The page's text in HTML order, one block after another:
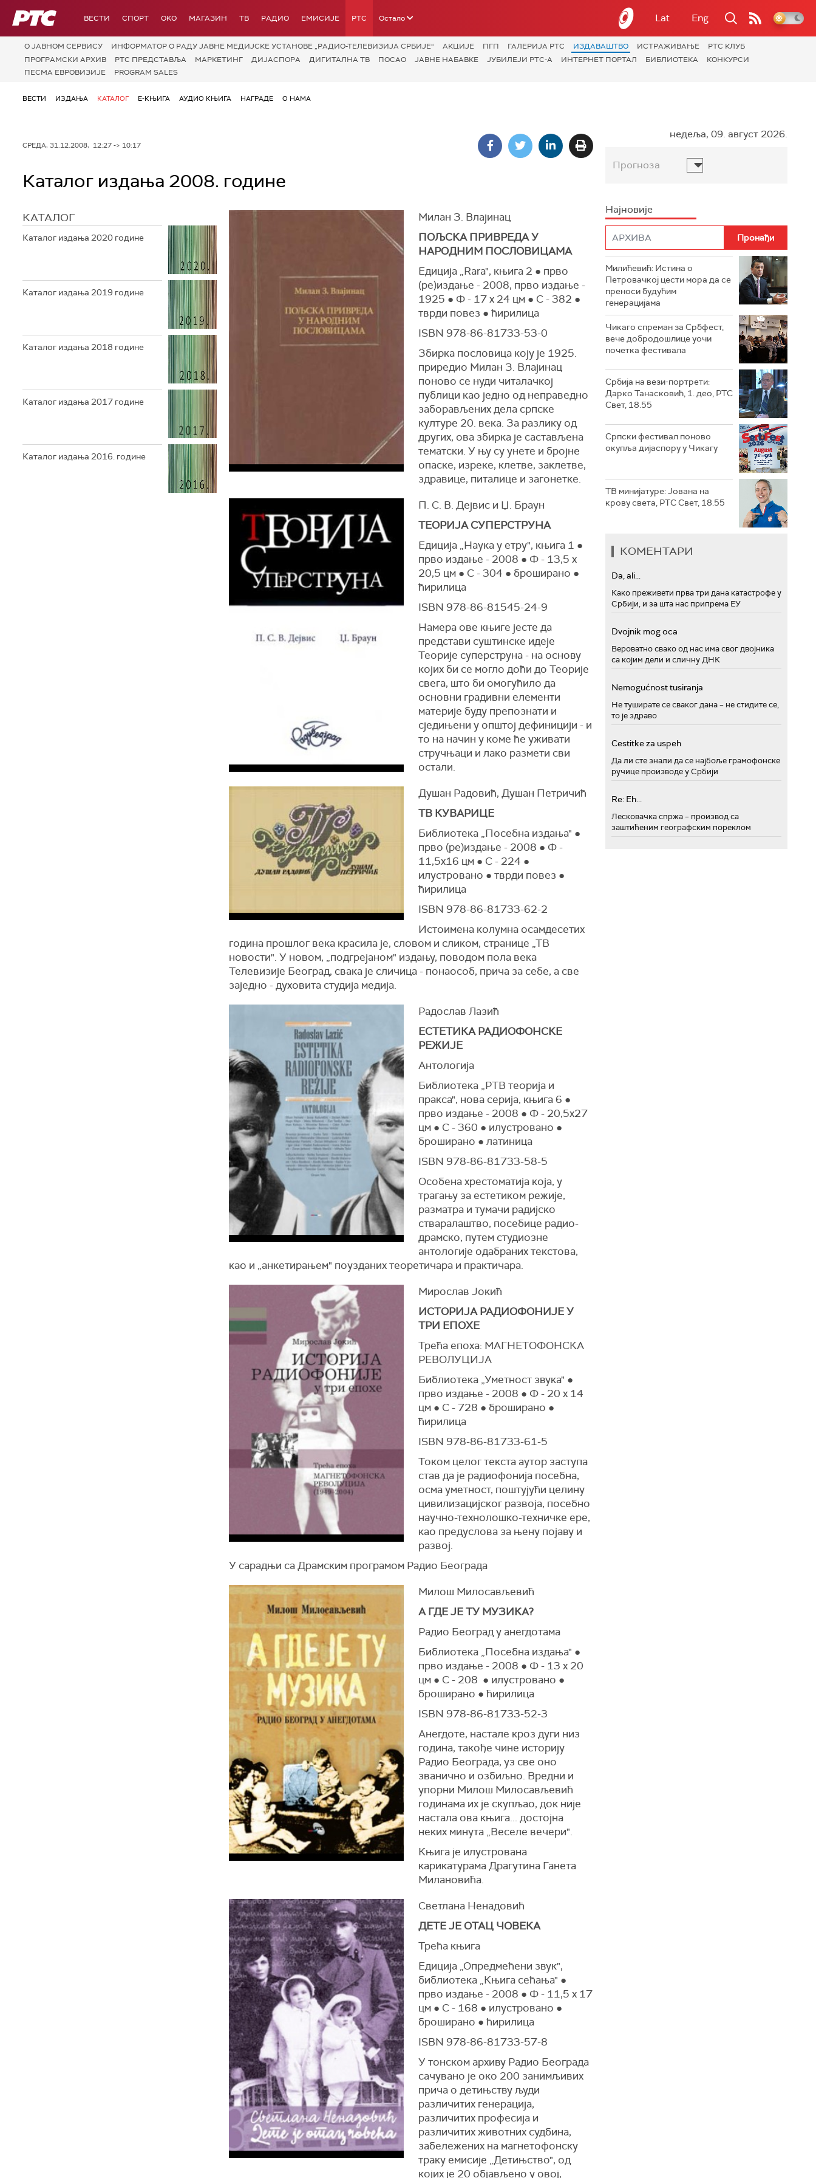
РТС ВЕСТИ СПОРТ OKO МАГАЗИН ТВ РАДИО ЕМИСИЈЕ РТС Остало Lat Eng
О JАВНОМ СЕРВИСУ ИНФОРМАТОР О РАДУ ЈАВНЕ МЕДИЈСКЕ УСТАНОВЕ „РАДИО-ТЕЛЕВИЗИЈА СРБИЈЕ“ АКЦИЈЕ ПГП ГАЛЕРИЈА РТС ИЗДАВАШТВО ИСТРАЖИВАЊЕ
РТС КЛУБ
ПРОГРАМСКИ АРХИВ
РТС ПРЕДСТАВЉА МАРКЕТИНГ ДИЈАСПОРА ДИГИТАЛНА ТВ ПОСАО ЈАВНЕ НАБАВКЕ ЈУБИЛЕЈИ РТС-А ИНТЕРНЕТ ПОРТАЛ БИБЛИОТЕКА
КОНКУРСИ
ПЕСМА ЕВРОВИЗИЈЕ
PROGRAM SALES
ВЕСТИ ИЗДАЊА КАТАЛОГ Е-КЊИГА АУДИО КЊИГА НАГРАДЕ О НАМА
СРЕДА, 31.12.2008, 12:27 -> 10:17
Каталог издања 2008. године
КАТАЛОГ
Каталог издања 2020 године
Каталог издања 2019 године
Каталог издања 2018 године
Каталог издања 2017 године
Каталог издања 2016. године
Милан З. Влајинац
ПОЉСКА ПРИВРЕДА У
НАРОДНИМ ПОСЛОВИЦАМА
Едиција „Rara", књига 2 ● прво
(ре)издање - 2008, прво издање -
1925 ● Ф - 17 x 24 цм ● С - 382 ●
тврди повез ● ћирилица
ISBN 978-86-81733-53-0
Збирка пословица коју је 1925.
приредио Милан З. Влајинац
поново се нуди читалачкој
публици као једно од неправедно
заборављених дела српске
културе 20. века. За разлику од
других, ова збирка је састављена
тематски. У њу су унете и бројне
опаске, изреке, клетве, заклетве,
здравице, питалице и загонетке.
П. С. В. Дејвис и Џ. Браун
ТЕОРИЈА СУПЕРСТРУНА
Едиција „Наука у етру", књига 1 ●
прво издање - 2008 ● Ф - 13,5 x
20,5 цм ● С - 304 ● броширано ●
ћирилица
ISBN 978-86-81545-24-9
Намера ове књиге јесте да
представи суштинске идеје
Теорије суперструна - на основу
којих би се могло доћи до Теорије
свега, што би омогућило да
основни градивни елементи
материје буду препознати и
сједињени у општој дефиницији - и
то на начин у коме ће уживати
стручњаци и лако размети сви
остали.
Душан Радовић, Душан Петричић
ТВ КУВАРИЦЕ
Библиотека „Посебна издања" ●
прво (ре)издање - 2008 ● Ф -
11,5x16 цм ● С - 224 ●
илустровано ● тврди повез ●
ћирилица
ISBN 978-86-81733-62-2
Истоимена колумна осамдесетих
година прошлог века красила је, словом и сликом, странице „ТВ
новости". У новом, „подгрејаном" издању, поводом пола века
Телевизије Београд, свака је сличица - понаособ, прича за себе, а све
заједно - духовита студија медија.
Радослав Лазић
ЕСТЕТИКА РАДИОФОНСКЕ
РЕЖИЈЕ
Антологија
Библиотека „РТВ теорија и
пракса", нова серија, књига 6 ●
прво издање - 2008 ● Ф - 20,5x27
цм ● С - 360 ● илустровано ●
броширано ● латиница
ISBN 978-86-81733-58-5
Особена хрестоматија која, у
трагању за естетиком режије,
разматра и тумачи радијско
стваралаштво, посебице радио-
драмско, путем студиозне
антологије одабраних текстова,
као и „анкетирањем" поузданих теоретичара и практичара.
Мирослав Јокић
ИСТОРИЈА РАДИОФОНИЈЕ У
ТРИ ЕПОХЕ
Трећа епоха: МАГНЕТОФОНСКА
РЕВОЛУЦИЈА
Библиотека „Уметност звука" ●
прво издање - 2008 ● Ф - 20 x 14
цм ● С - 728 ● броширано ●
ћирилица
ISBN 978-86-81733-61-5
Током целог текста аутор заступа
став да је радиофонија посебна,
осма уметност, поштујући целину
цивилизацијског развоја, посебно
научно-технолошко-техничке ере,
као предуслова за њену појаву и
развој.
У сарадњи са Драмским програмом Радио Београда
Милош Милосављевић
А ГДЕ ЈЕ ТУ МУЗИКА?
Радио Београд у анегдотама
Библиотека „Посебна издања" ●
прво издање - 2008 ● Ф - 13 x 20
цм ● С - 208 ● илустровано ●
броширано ● ћирилица
ISBN 978-86-81733-52-3
Анегдоте, настале кроз дуги низ
година, такође чине историју
Радио Београда, уз све оно
званично и озбиљно. Вредни и
упорни Милош Милосављевић
годинама их је скупљао, док није
настала ова књига... достојна
неких минута „Веселе вечери".
Књига је илустрована
карикатурама Драгутина Ганета
Милановића.
Светлана Ненадовић
ДЕТЕ ЈЕ ОТАЦ ЧОВЕКА
Трећа књига
Едиција „Опредмећени звук",
библиотека „Књига сећања" ●
прво издање - 2008 ● Ф - 11,5 x 17
цм ● С - 168 ● илустровано ●
броширано ● ћирилица
ISBN 978-86-81733-57-8
У тонском архиву Радио Београда
сачувано је око 200 занимљивих
прича о детињству људи
различитих генерација,
различитих професија и
различитих животних судбина,
забележених на магнетофонску
траку емисије „Детињство", од
којих је 20 објављено у овој,
недеља, 09. август 2026.
Прогноза
Најновије
Милићевић: Истина о
Петровачкој цести мора да се
преноси будућим
генерацијама
Чикаго спреман за Србфест,
вече добродошлице уочи
почетка фестивала
Србија на вези-портрети:
Дарко Танасковић, 1. део, РТС
Свет, 18.55
Српски фестивал поново
окупља дијаспору у Чикагу
ТВ минијатуре: Јована на
крову света, РТС Свет, 18.55
КОМЕНТАРИ
Da, ali...
Како преживети прва три дана катастрофе у
Србији, и за шта нас припрема ЕУ
Dvojnik mog oca
Вероватно свако од нас има свог двојника
са којим дели и сличну ДНК
Nemogućnost tusiranja
Не туширате се сваког дана – не стидите се,
то је здраво
Cestitke za uspeh
Да ли сте знали да се најбоље грамофонске
ручице производе у Србији
Re: Eh...
Лесковачка спржа – производ са
заштићеним географским пореклом